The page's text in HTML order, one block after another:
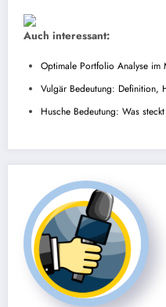
Auch interessant:
Optimale Portfolio Analyse im
Vulgär Bedeutung: Definition,
Husche Bedeutung: Was